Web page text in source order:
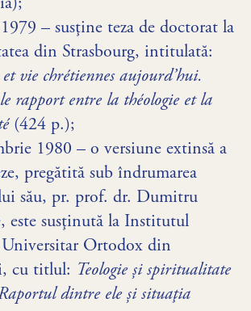
– susţine teza de doctorat la
din Strasbourg, intitulată:
vie chrétiennes aujourd’hui.
rapport entre la théologie et la
(424 p.);
1980 – o versiune extinsă a
pregătită sub îndrumarea
său, pr. prof. dr. Dumitru
este susţinută la Institutul
Ortodox din
cu titlul: Teologie și spiritualitate
dintre ele și situaţia